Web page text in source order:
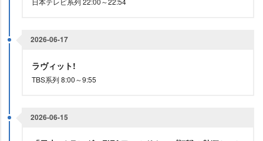
2026-06-17
ラヴィット!
TBS系列 8:00～9:55
2026-06-15